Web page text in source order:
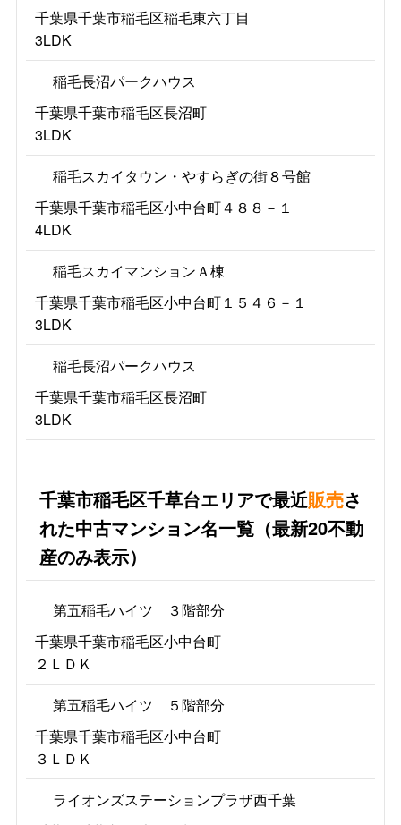
千葉県千葉市稲毛区稲毛東六丁目
3LDK
稲毛長沼パークハウス
千葉県千葉市稲毛区長沼町
3LDK
稲毛スカイタウン・やすらぎの街８号館
千葉県千葉市稲毛区小中台町４８８－１
4LDK
稲毛スカイマンションＡ棟
千葉県千葉市稲毛区小中台町１５４６－１
3LDK
稲毛長沼パークハウス
千葉県千葉市稲毛区長沼町
3LDK
千葉市稲毛区千草台エリアで最近販売さ
れた中古マンション名一覧（最新20不動
産のみ表示）
第五稲毛ハイツ ３階部分
千葉県千葉市稲毛区小中台町
２ＬＤＫ
第五稲毛ハイツ ５階部分
千葉県千葉市稲毛区小中台町
３ＬＤＫ
ライオンズステーションプラザ西千葉